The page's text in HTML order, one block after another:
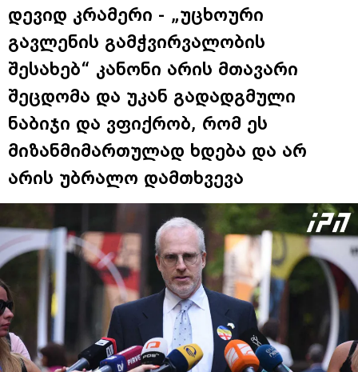
დევიდ კრამერი - „უცხოური
გავლენის გამჭვირვალობის
შესახებ“ კანონი არის მთავარი
შეცდომა და უკან გადადგმული
ნაბიჯი და ვფიქრობ, რომ ეს
მიზანმიმართულად ხდება და არ
არის უბრალო დამთხვევა